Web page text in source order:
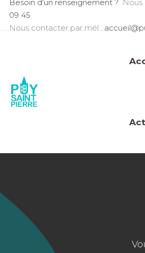
Besoin d'un renseignement ?
09 45
Nous contacter par mél :